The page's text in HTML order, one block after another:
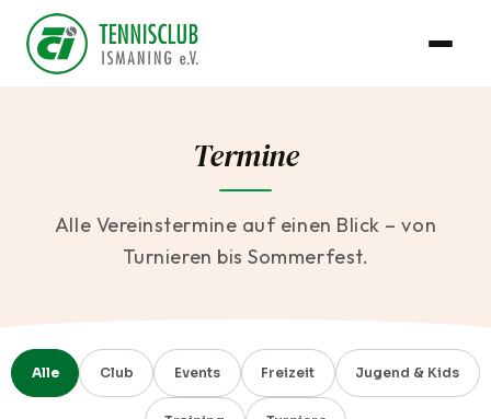
Termine
Alle Vereinstermine auf einen Blick – von
Turnieren bis Sommerfest.
Alle Club Events Freizeit Jugend & Kids